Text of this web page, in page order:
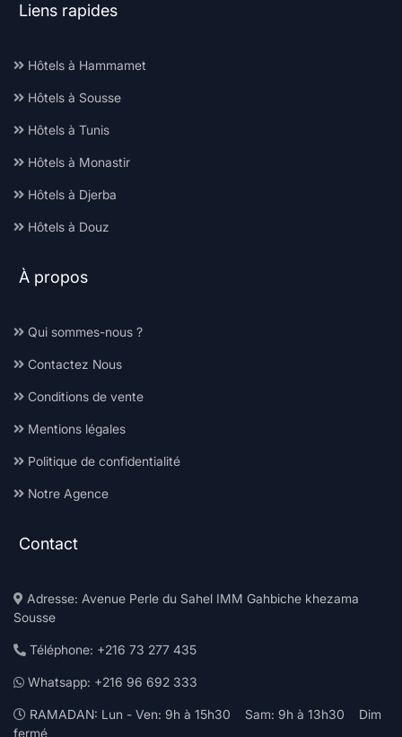
Liens rapides
Hôtels à Hammamet
Hôtels à Sousse
Hôtels à Tunis
Hôtels à Monastir
Hôtels à Djerba
Hôtels à Douz
À propos
Qui sommes-nous ?
Contactez Nous
Conditions de vente
Mentions légales
Politique de confidentialité
Notre Agence
Contact
Adresse: Avenue Perle du Sahel IMM Gahbiche khezama
Sousse
Téléphone: +216 73 277 435
Whatsapp: +216 96 692 333
RAMADAN: Lun - Ven: 9h à 15h30 Sam: 9h à 13h30 Dim
fermé